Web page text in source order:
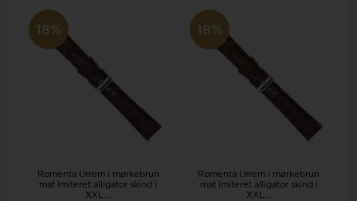
18%
Romenta Urrem i mørkebrun
mat imiteret alligator skind i
XXL...
18%
Romenta Urrem i mørkebrun
mat imiteret alligator skind i
XXL...